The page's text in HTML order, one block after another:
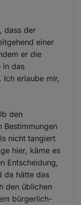
dass der
einer
er die
in das
Ich erlaube mir,
den
Bestimmungen
nicht tangiert
hier, käme es
Entscheidung,
da hätte das
den üblichen
bürgerlich-